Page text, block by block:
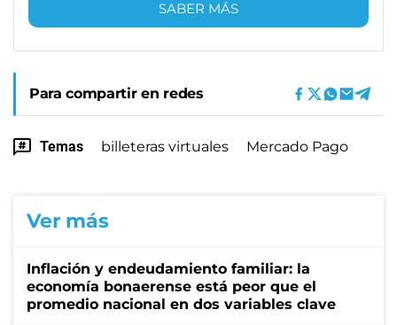
SABER MÁS
Para compartir en redes
Temas billeteras virtuales Mercado Pago
Ver más
Inflación y endeudamiento familiar: la
economía bonaerense está peor que el
promedio nacional en dos variables clave